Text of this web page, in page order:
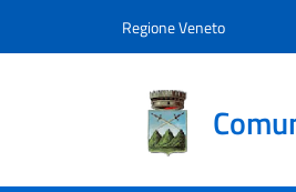
Regione Veneto